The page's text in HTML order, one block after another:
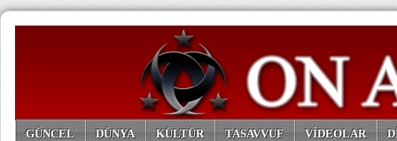
GÜNCEL DÜNYA KÜLTÜR TASAVVUF VİDEOLAR